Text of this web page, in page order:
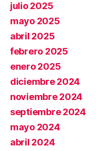
julio 2025
mayo 2025
abril 2025
febrero 2025
enero 2025
diciembre 2024
noviembre 2024
septiembre 2024
mayo 2024
abril 2024